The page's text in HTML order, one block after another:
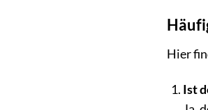
Hier
Ist